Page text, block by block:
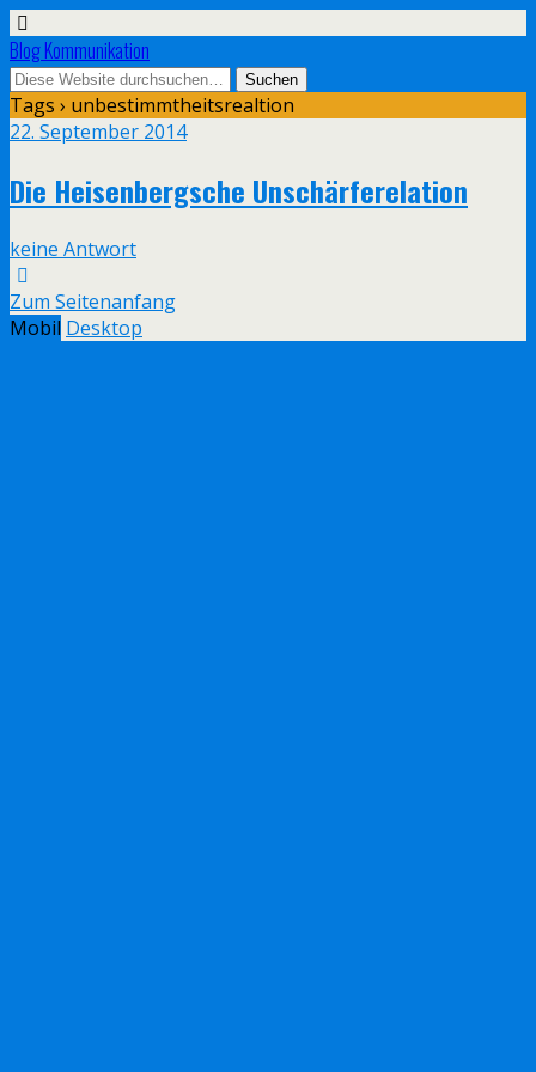
Blog Kommunikation
Tags › unbestimmtheitsrealtion
22. September 2014
Die Heisenbergsche Unschärferelation
keine Antwort
Zum Seitenanfang
Mobil Desktop